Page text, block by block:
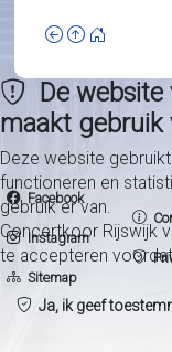
Facebook
Instagram
Sitemap
De
maakt gebruik
Deze website
functioneren en
gebruik er van.
Concertkoor Rijswijk
te accepteren
Ja, ik geef